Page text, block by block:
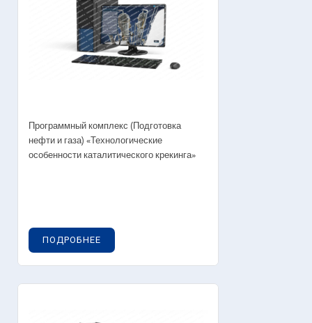
Программный комплекс (Подготовка
нефти и газа) «Технологические
особенности каталитического крекинга»
ПОДРОБНЕЕ